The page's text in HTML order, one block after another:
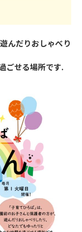
んだりおしゃべり
ごせる場所です.